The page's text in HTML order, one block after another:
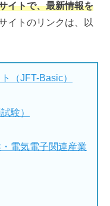
イトで、最新情報を
イトのリンクは、以
（JFT-Basic）
験）
電気電子関連産業